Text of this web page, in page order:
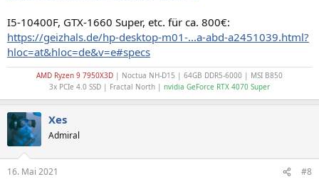
I5-10400F, GTX-1660 Super, etc. für ca. 800€:
https://geizhals.de/hp-desktop-m01-...a-abd-a2451039.html?
hloc=at&hloc=de&v=e#specs
AMD Ryzen 9 7950X3D | Noctua NH-D15 | 64GB DDR5-6000 | MSI B850
3x PCIe 4.0 SSD | Fractal North | nvidia GeForce RTX 4070 Super
Xes
Admiral
16. Mai 2021 #8